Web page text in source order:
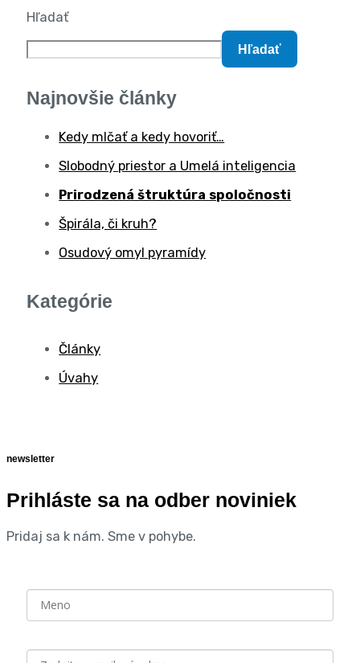
Hľadať
Hľadať
Najnovšie články
Kedy mlčať a kedy hovoriť…
Slobodný priestor a Umelá inteligencia
Prirodzená štruktúra spoločnosti
Špirála, či kruh?
Osudový omyl pyramídy
Kategórie
Články
Úvahy
newsletter
Prihláste sa na odber noviniek
Pridaj sa k nám. Sme v pohybe.